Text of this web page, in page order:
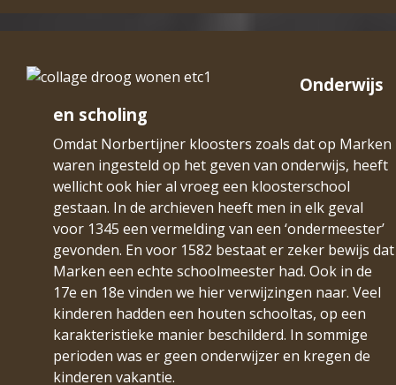
Onderwijs
en scholing
Omdat Norbertijner kloosters zoals dat op Marken
waren ingesteld op het geven van onderwijs, heeft
wellicht ook hier al vroeg een kloosterschool
gestaan. In de archieven heeft men in elk geval
voor 1345 een vermelding van een ‘ondermeester’
gevonden. En voor 1582 bestaat er zeker bewijs dat
Marken een echte schoolmeester had. Ook in de
17e en 18e vinden we hier verwijzingen naar. Veel
kinderen hadden een houten schooltas, op een
karakteristieke manier beschilderd. In sommige
perioden was er geen onderwijzer en kregen de
kinderen vakantie.